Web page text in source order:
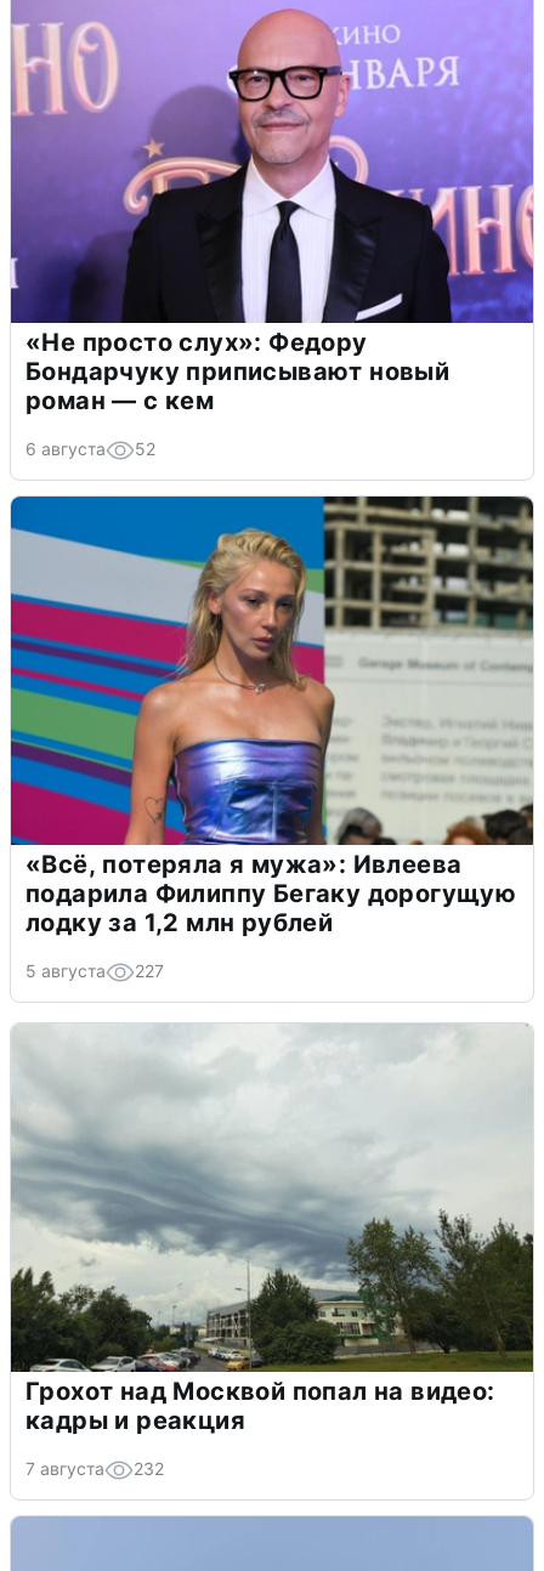
«Не просто слух»: Федору
Бондарчуку приписывают новый
роман — с кем
6 августа 52
«Всё, потеряла я мужа»: Ивлеева
подарила Филиппу Бегаку дорогущую
лодку за 1,2 млн рублей
5 августа 227
Грохот над Москвой попал на видео:
кадры и реакция
7 августа 232